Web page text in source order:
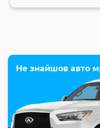
Не знайшов авто